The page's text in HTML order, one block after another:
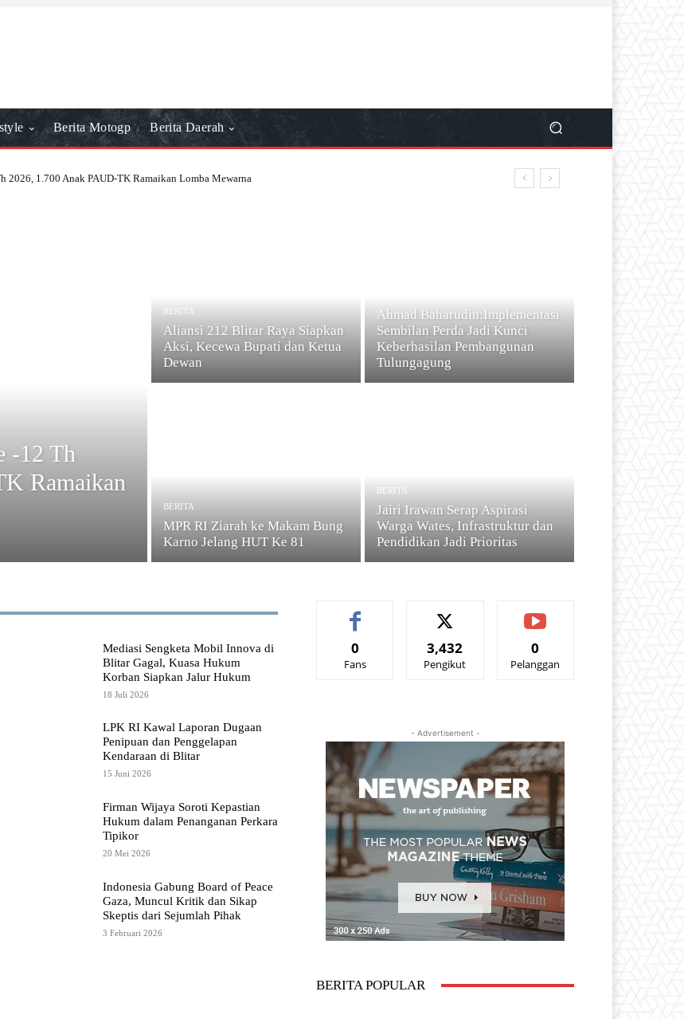
Berita Motogp Berita Daerah
2026, 1.700 Anak PAUD-TK Ramaikan Lomba Mewarna
-12 Th
Ramaikan
BERITA
Aliansi 212 Blitar Raya Siapkan
Aksi, Kecewa Bupati dan Ketua
Dewan
Ahmad Baharudin:Implementasi
Sembilan Perda Jadi Kunci
Keberhasilan Pembangunan
Tulungagung
BERITA
MPR RI Ziarah ke Makam Bung
Karno Jelang HUT Ke 81
BERITA
Jairi Irawan Serap Aspirasi
Warga Wates, Infrastruktur dan
Pendidikan Jadi Prioritas
Mediasi Sengketa Mobil Innova di
Blitar Gagal, Kuasa Hukum
Korban Siapkan Jalur Hukum
18 Juli 2026
LPK RI Kawal Laporan Dugaan
Penipuan dan Penggelapan
Kendaraan di Blitar
15 Juni 2026
Firman Wijaya Soroti Kepastian
Hukum dalam Penanganan Perkara
Tipikor
20 Mei 2026
Indonesia Gabung Board of Peace
Gaza, Muncul Kritik dan Sikap
Skeptis dari Sejumlah Pihak
3 Februari 2026
0
Fans
3,432
Pengikut
0
Pelanggan
- Advertisement -
BERITA POPULAR